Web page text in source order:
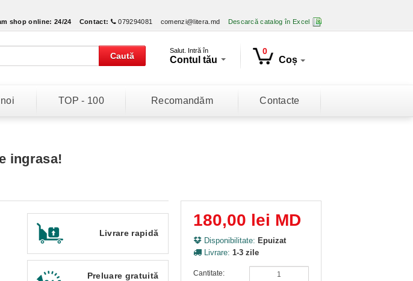
shop online: 24/24 Contact: 079294081 comenzi@litera.md Descarcă catalog în Excel
Caută
Salut. Intră în
Contul tău
0
Coș
TOP - 100 Recomandăm Contacte
ingrasa!
Livrare rapidă
Preluare gratuită
180,00 lei MD
Disponibilitate: Epuizat
Livrare: 1-3 zile
Cantitate: